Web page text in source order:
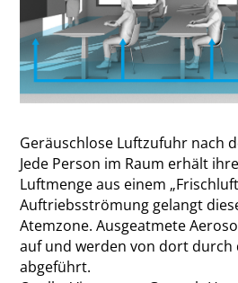
Geräuschlose Luftzufuhr nach
Jede Person im Raum erhält
Luftmenge aus einem
Auftriebsströmung gelangt
Atemzone. Ausgeatmete
auf und werden von dort durch
abgeführt.